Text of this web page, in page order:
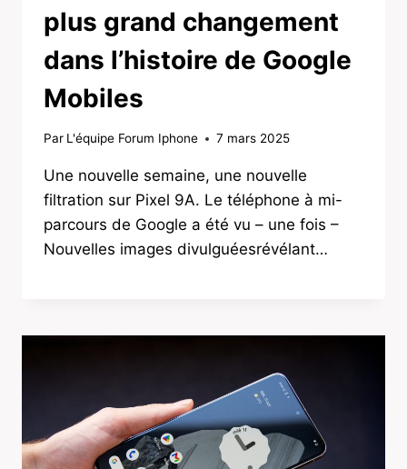
plus grand changement
dans l’histoire de Google
Mobiles
Par L'équipe Forum Iphone 7 mars 2025
Une nouvelle semaine, une nouvelle
filtration sur Pixel 9A. Le téléphone à mi-
parcours de Google a été vu – une fois –
Nouvelles images divulguéesrévélant…